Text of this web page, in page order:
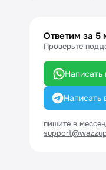
Ответим за 5
Проверьте
Написать
Написать
пишите в